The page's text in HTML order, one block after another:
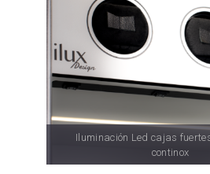
Iluminación Led cajas
continox